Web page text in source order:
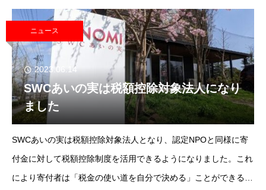
す!サポーターにご興
ニュース
2023.06.14
SWCあいの実は税額控除対象法人になり
ました
SWCあいの実は税額控除対象法人となり、認定NPOと同様に寄
付金に対して税額控除制度を活用できるようになりました。これ
により寄付者は「税金の使い道を自分で決める」ことができるよ